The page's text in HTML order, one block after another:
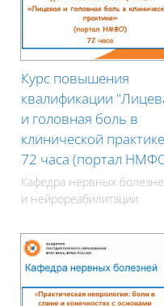
Курс повышения
квалификации
и головная боль в
клинической
72 часа (портал
Кафедра нервных
и нейрореабилитации